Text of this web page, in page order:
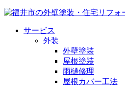
サービス
外装
外壁塗装
屋根塗装
雨樋修理
屋根カバー工法